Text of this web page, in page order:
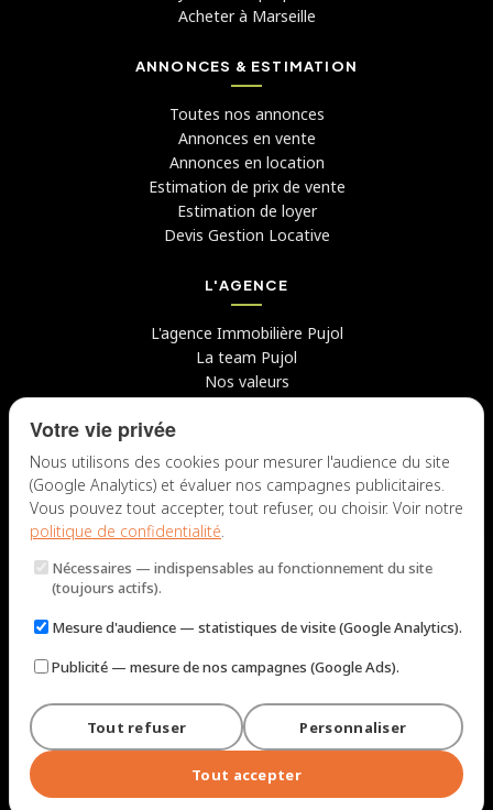
Acheter à Marseille
ANNONCES & ESTIMATION
Toutes nos annonces
Annonces en vente
Annonces en location
Estimation de prix de vente
Estimation de loyer
Devis Gestion Locative
L'AGENCE
L'agence Immobilière Pujol
La team Pujol
Nos valeurs
Avis clients
Candidater chez nous
NOUS CONTACTER
Lun – Jeu : 9h – 12h / 14h – 18h
© 2026 Immobilière Pujol — Marseille. Tous droits réservés.
Mentions légales et tarifsPolitique de confidentialitéPlan du site
Gérer les cookies
Votre vie privée
Nous utilisons des cookies pour mesurer l'audience du site
(Google Analytics) et évaluer nos campagnes publicitaires.
Vous pouvez tout accepter, tout refuser, ou choisir. Voir notre
politique de confidentialité.
Nécessaires — indispensables au fonctionnement du site
(toujours actifs).
Mesure d'audience — statistiques de visite (Google Analytics).
Publicité — mesure de nos campagnes (Google Ads).
Tout refuser Personnaliser
Tout accepter